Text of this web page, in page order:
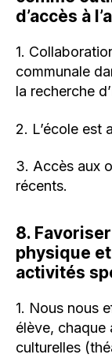
d’accès à
1.
communale
la recherche
2. L’école est
3. Accès aux
récents.
8.
physique
activités
1. Nous nous
élève, chaque
culturelles